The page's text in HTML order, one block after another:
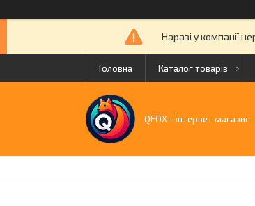
Наразі у компанії
Головна Каталог товарів
QFOX - інтернет магазин